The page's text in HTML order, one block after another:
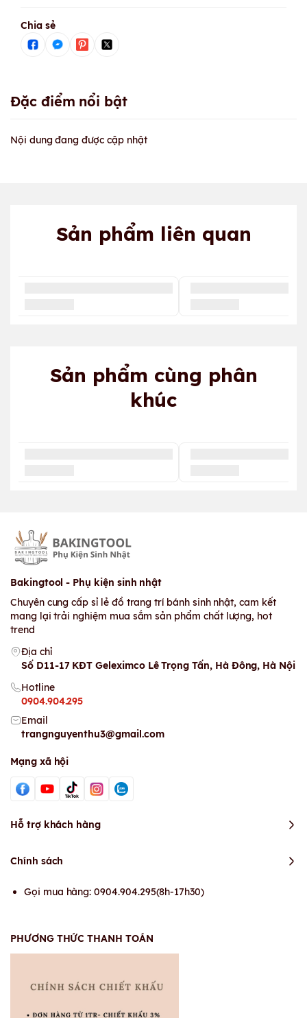
Chia sẻ
Đặc điểm nổi bật
Nội dung đang được cập nhật
Sản phẩm liên quan
Sản phẩm cùng phân
khúc
Bakingtool - Phụ kiện sinh nhật
Chuyên cung cấp sỉ lẻ đồ trang trí bánh sinh nhật, cam kết
mang lại trải nghiệm mua sắm sản phẩm chất lượng, hot
trend
Địa chỉ
Số D11-17 KĐT Geleximco Lê Trọng Tấn, Hà Đông, Hà Nội
Hotline
0904.904.295
Email
trangnguyenthu3@gmail.com
Mạng xã hội
Hỗ trợ khách hàng
Chính sách
Gọi mua hàng: 0904.904.295(8h-17h30)
PHƯƠNG THỨC THANH TOÁN